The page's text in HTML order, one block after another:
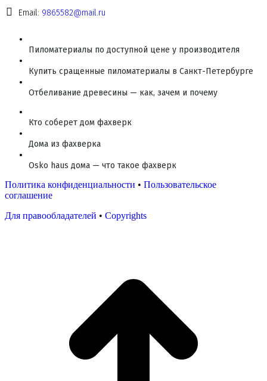
Email: 9865582@mail.ru
Пиломатериалы по доступной цене у производителя
Купить сращенные пиломатериалы в Санкт-Петербурге
Отбеливание древесины — как, зачем и почему
Кто соберет дом фахверк
Дома из фахверка
Osko haus дома — что такое фахверк
Политика конфиденциальности • Пользовательское
соглашение
Для правообладателей • Copyrights